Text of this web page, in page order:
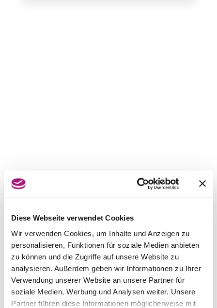
Diese Webseite verwendet Cookies
Wir verwenden Cookies, um Inhalte und Anzeigen zu
personalisieren, Funktionen für soziale Medien anbieten
zu können und die Zugriffe auf unsere Website zu
analysieren. Außerdem geben wir Informationen zu Ihrer
Verwendung unserer Website an unsere Partner für
soziale Medien, Werbung und Analysen weiter. Unsere
Partner führen diese Informationen möglicherweise mit